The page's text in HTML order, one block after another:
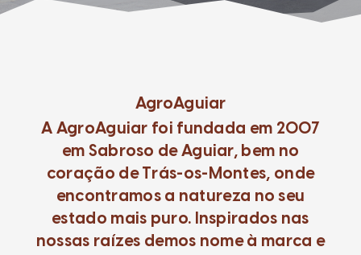
AgroAguiar
A AgroAguiar foi fundada em 2007
em Sabroso de Aguiar, bem no
coração de Trás-os-Montes, onde
encontramos a natureza no seu
estado mais puro. Inspirados nas
nossas raízes demos nome à marca e